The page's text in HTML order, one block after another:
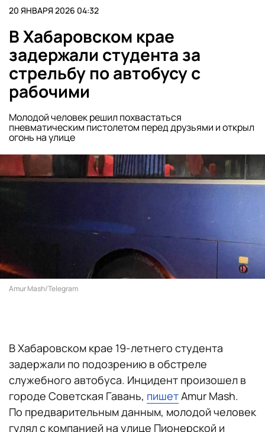
20 ЯНВАРЯ 2026 04:32
В Хабаровском крае
задержали студента за
стрельбу по автобусу с
рабочими
Молодой человек решил похвастаться
пневматическим пистолетом перед друзьями и открыл
огонь на улице
Amur Mash/Telegram
В Хабаровском крае 19-летнего студента
задержали по подозрению в обстреле
служебного автобуса. Инцидент произошел в
городе Советская Гавань, пишетAmur Mash.
По предварительным данным, молодой человек
гулял с компанией на улице Пионерской и